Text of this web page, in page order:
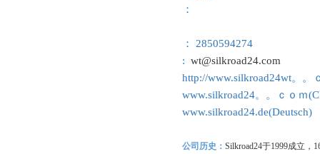
：
： 2850594274
: wt@silkroad24.com
http://www.silkroad24wt。。
www.silkroad24。。ｃｏｍ
www.silkroad24.de(Deutsch)
公司历史： Silkroad24于1999成立，